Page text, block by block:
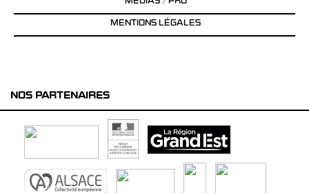
MÉDIAS / PRO
MENTIONS LÉGALES
NOS PARTENAIRES